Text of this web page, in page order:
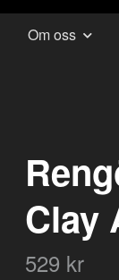
Om oss
Clay
529 kr